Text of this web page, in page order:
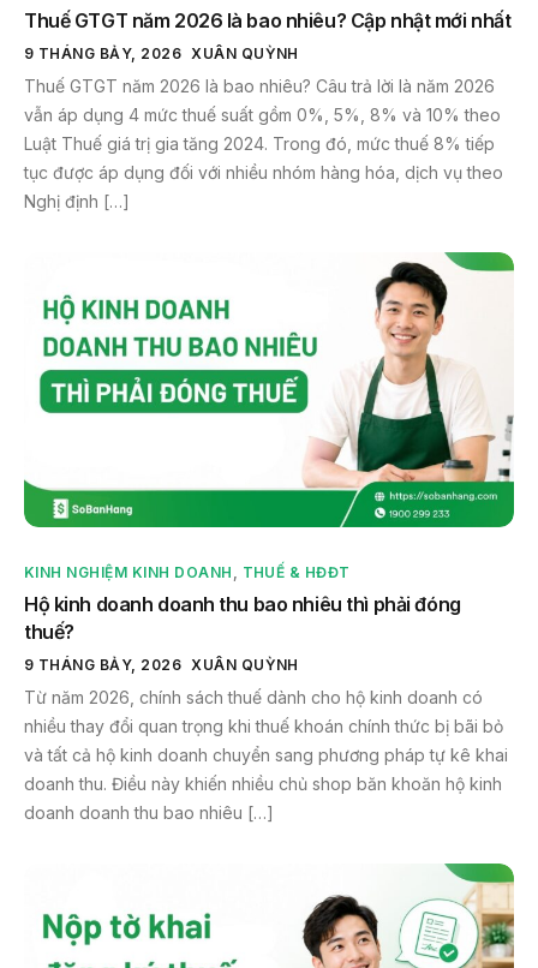
Thuế GTGT năm 2026 là bao nhiêu? Cập nhật mới nhất
9 THÁNG BẢY, 2026 XUÂN QUỲNH
Thuế GTGT năm 2026 là bao nhiêu? Câu trả lời là năm 2026
vẫn áp dụng 4 mức thuế suất gồm 0%, 5%, 8% và 10% theo
Luật Thuế giá trị gia tăng 2024. Trong đó, mức thuế 8% tiếp
tục được áp dụng đối với nhiều nhóm hàng hóa, dịch vụ theo
Nghị định […]
KINH NGHIỆM KINH DOANH , THUẾ & HĐĐT
Hộ kinh doanh doanh thu bao nhiêu thì phải đóng
thuế?
9 THÁNG BẢY, 2026 XUÂN QUỲNH
Từ năm 2026, chính sách thuế dành cho hộ kinh doanh có
nhiều thay đổi quan trọng khi thuế khoán chính thức bị bãi bỏ
và tất cả hộ kinh doanh chuyển sang phương pháp tự kê khai
doanh thu. Điều này khiến nhiều chủ shop băn khoăn hộ kinh
doanh doanh thu bao nhiêu […]